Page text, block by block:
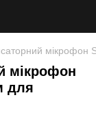
мікрофон
мікрофон
для